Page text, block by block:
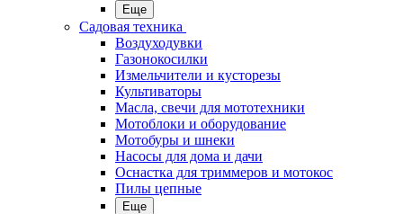
Еще
Садовая техника
Воздуходувки
Газонокосилки
Измельчители и кусторезы
Культиваторы
Масла, свечи для мототехники
Мотоблоки и оборудование
Мотобуры и шнеки
Насосы для дома и дачи
Оснастка для триммеров и мотокос
Пилы цепные
Еще